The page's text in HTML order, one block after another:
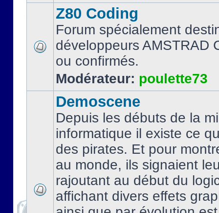
Z80 Coding
Forum spécialement
développeurs AMSTRAD
ou confirmés.
Modérateur: poulette73
Demoscene
Depuis les débuts de la
informatique il existe ce
des pirates. Et pour
au monde, ils signaient
rajoutant au début du
affichant divers effets